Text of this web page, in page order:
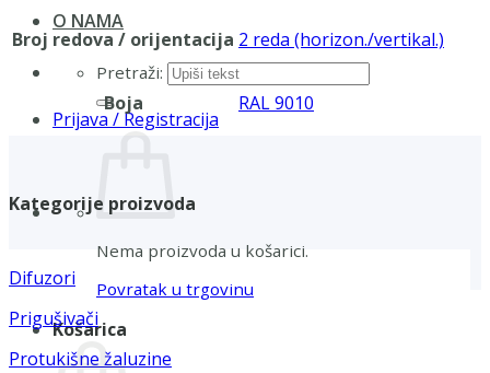
O NAMA
Pretraži:
Prijava / Registracija
Nema proizvoda u košarici.
Povratak u trgovinu
Košarica
Broj redova / orijentacija 2 reda (horizon./vertikal.)
Boja RAL 9010
Kategorije proizvoda
Difuzori
Prigušivači
Protukišne žaluzine